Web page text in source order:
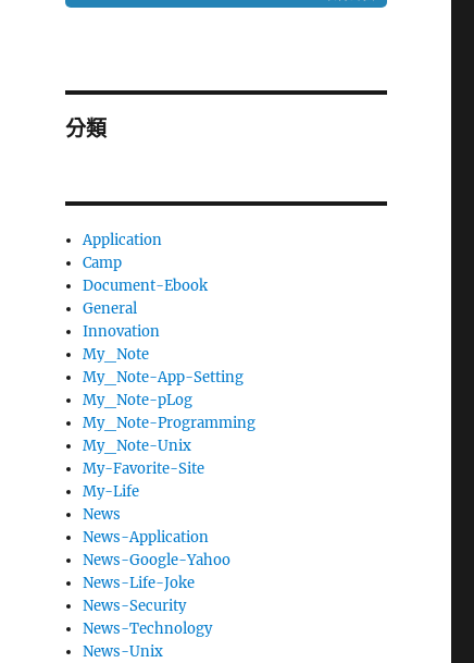
分類
Application
Camp
Document-Ebook
General
Innovation
My_Note
My_Note-App-Setting
My_Note-pLog
My_Note-Programming
My_Note-Unix
My-Favorite-Site
My-Life
News
News-Application
News-Google-Yahoo
News-Life-Joke
News-Security
News-Technology
News-Unix